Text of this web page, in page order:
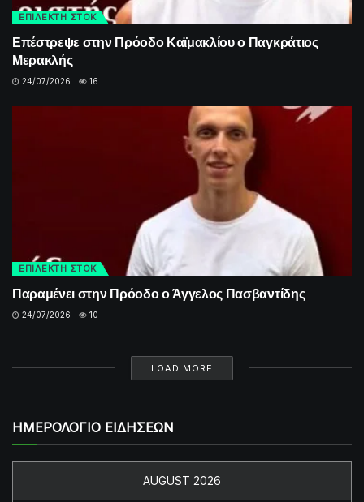
ΕΠΙΛΕΚΤΗ ΣΤΟΚ
Επέστρεψε στην Πρόοδο Καϊμακλίου ο Παγκράτιος
Μερακλής
24/07/2026 16
ΕΠΙΛΕΚΤΗ ΣΤΟΚ
Παραμένει στην Πρόοδο ο Άγγελος Πασβαντίδης
24/07/2026 10
LOAD MORE
ΗΜΕΡΟΛΟΓΙΟ ΕΙΔΗΣΕΩΝ
AUGUST 2026